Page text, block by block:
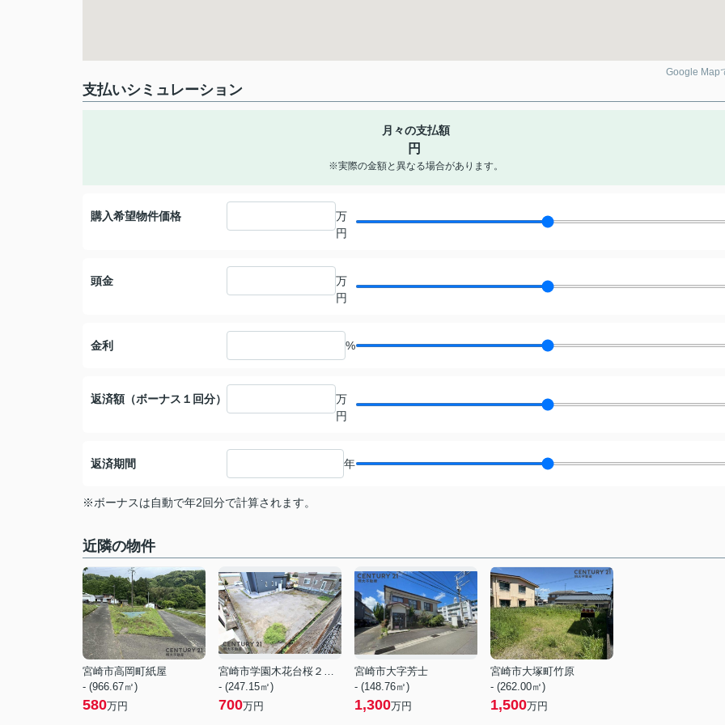
Google Map
支払いシミュレーション
月々の支払額
円
※実際の金額と異なる場合があります。
購入希望物件価格
万
円
頭金
万
円
金利 %
返済額（ボーナス１回分）
万
円
返済期間 年
※ボーナスは自動で年2回分で計算されます。
近隣の物件
宮崎市高岡町紙屋
- (966.67㎡)
580万円
宮崎市学園木花台桜２丁目
- (247.15㎡)
700万円
宮崎市大字芳士
- (148.76㎡)
1,300万円
宮崎市大塚町竹原
- (262.00㎡)
1,500万円